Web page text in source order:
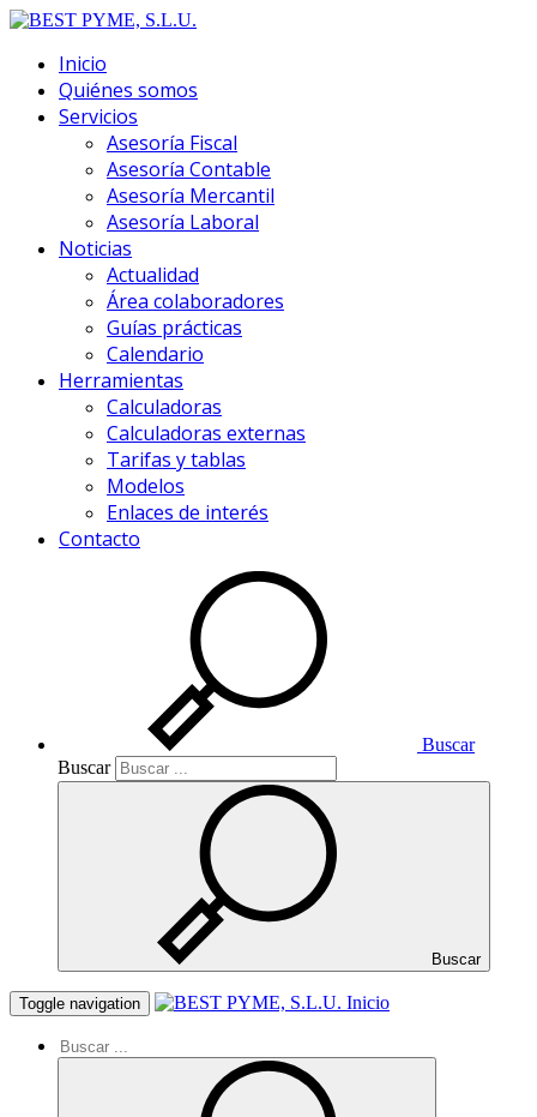
Inicio
Quiénes somos
Servicios
Asesoría Fiscal
Asesoría Contable
Asesoría Mercantil
Asesoría Laboral
Noticias
Actualidad
Área colaboradores
Guías prácticas
Calendario
Herramientas
Calculadoras
Calculadoras externas
Tarifas y tablas
Modelos
Enlaces de interés
Contacto
Buscar
Buscar
Buscar
Toggle navigation Inicio